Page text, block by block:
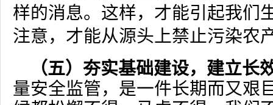
样的消息。这样，才能引起我们
注意，才能从源头上禁止污染农
（五）夯实基础建设，建立长
量安全监管，是一件长期而又艰